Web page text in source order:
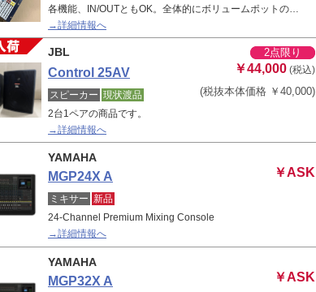
各機能、IN/OUTともOK。全体的にボリュームポットの…
→詳細情報へ
JBL 2点限り
Control 25AV ￥44,000 (税込)
(税抜本体価格 ￥40,000)
スピーカー 現状渡品
2台1ペアの商品です。
→詳細情報へ
YAMAHA
MGP24X A ￥ASK
ミキサー 新品
24-Channel Premium Mixing Console
→詳細情報へ
YAMAHA
MGP32X A ￥ASK